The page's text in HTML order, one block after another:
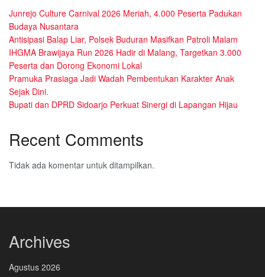
Junrejo Culture Carnival 2026 Meriah, 4.000 Peserta Padukan
Budaya Nusantara
Antisipasi Balap Liar, Polsek Buduran Masifkan Patroli Malam
IHGMA Brawijaya Run 2026 Hadir di Malang, Targetkan 3.000
Peserta dan Dorong Ekonomi Lokal
Pramuka Prasiaga Jadi Wadah Pembentukan Karakter Anak
Sejak Dini.
Bupati dan DPRD Sidoarjo Perkuat Sinergi di Lapangan Hijau
Recent Comments
Tidak ada komentar untuk ditampilkan.
Archives
Agustus 2026